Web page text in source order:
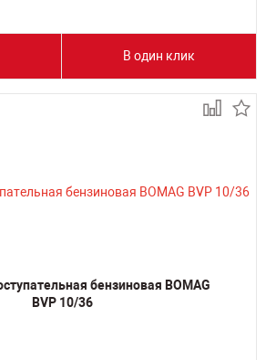
В один клик
бензиновая BOMAG
BVP 10/36